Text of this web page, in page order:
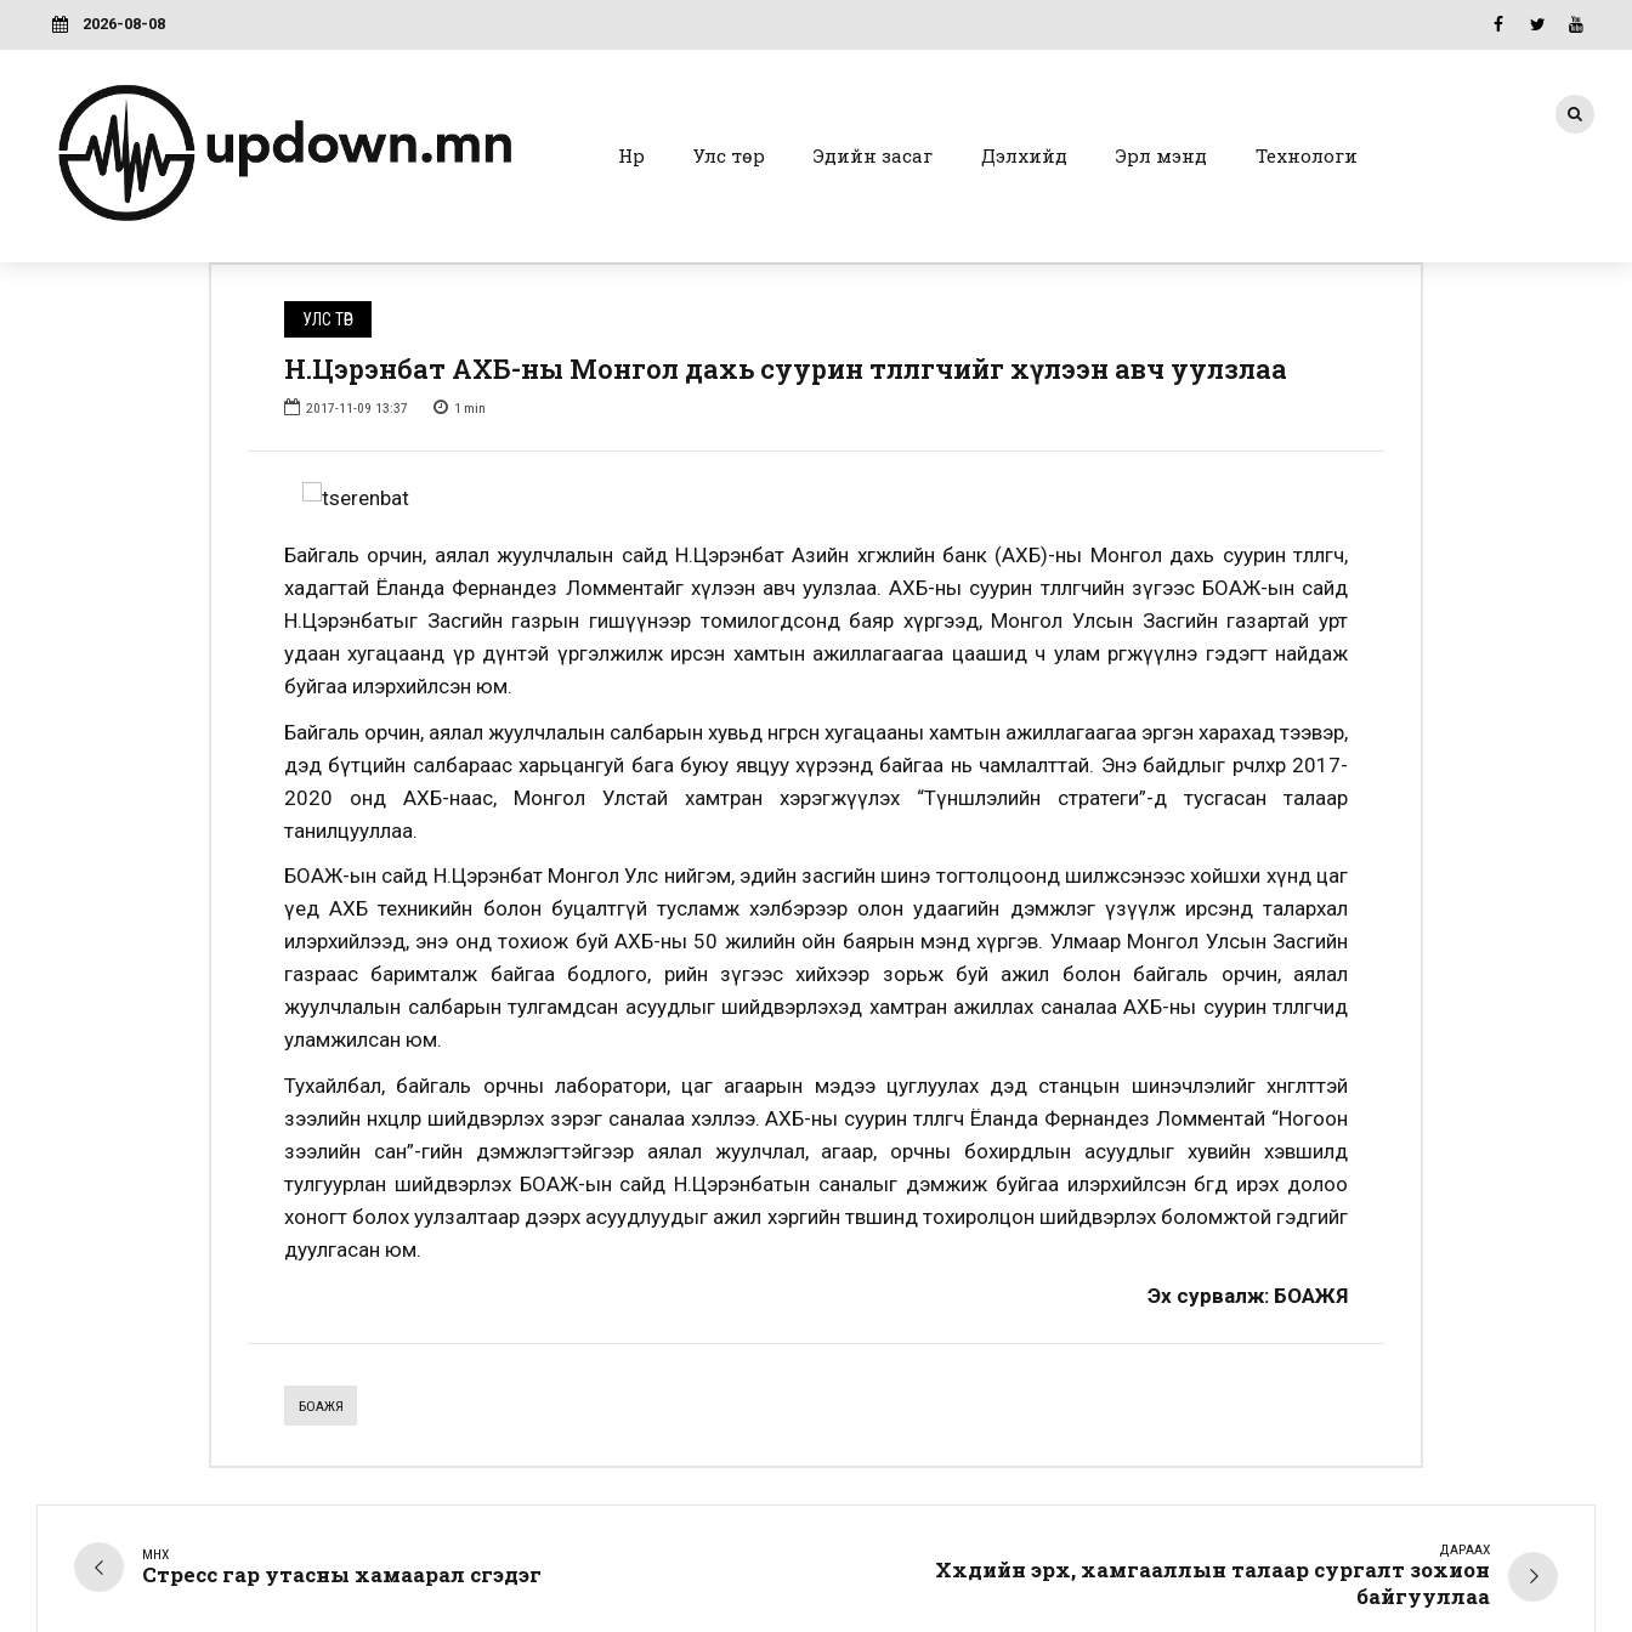
2026-08-08
Нүүр Улс төр Эдийн засаг Дэлхийд Эрүүл мэнд Технологи
УЛС ТӨР
Н.Цэрэнбат АХБ-ны Монгол дахь суурин төлөөлөгчийг хүлээн авч уулзлаа
2017-11-09 13:37 1 min
Байгаль орчин, аялал жуулчлалын сайд Н.Цэрэнбат Азийн хөгжлийн банк (АХБ)-ны Монгол дахь суурин төлөөлөгч,
хадагтай Ёланда Фернандез Ломментайг хүлээн авч уулзлаа. АХБ-ны суурин төлөөлөгчийн зүгээс БОАЖ-ын сайд
Н.Цэрэнбатыг Засгийн газрын гишүүнээр томилогдсонд баяр хүргээд, Монгол Улсын Засгийн газартай урт
удаан хугацаанд үр дүнтэй үргэлжилж ирсэн хамтын ажиллагаагаа цаашид ч улам өргөжүүлнэ гэдэгт найдаж
буйгаа илэрхийлсэн юм.
Байгаль орчин, аялал жуулчлалын салбарын хувьд өнгөрсөн хугацааны хамтын ажиллагаагаа эргэн харахад тээвэр,
дэд бүтцийн салбараас харьцангуй бага буюу явцуу хүрээнд байгаа нь чамлалттай. Энэ байдлыг өөрчлөхөөр 2017-
2020 онд АХБ-наас, Монгол Улстай хамтран хэрэгжүүлэх “Түншлэлийн стратеги”-д тусгасан талаар
танилцууллаа.
БОАЖ-ын сайд Н.Цэрэнбат Монгол Улс нийгэм, эдийн засгийн шинэ тогтолцоонд шилжсэнээс хойшхи хүнд цаг
үед АХБ техникийн болон буцалтгүй тусламж хэлбэрээр олон удаагийн дэмжлэг үзүүлж ирсэнд талархал
илэрхийлээд, энэ онд тохиож буй АХБ-ны 50 жилийн ойн баярын мэнд хүргэв. Улмаар Монгол Улсын Засгийн
газраас баримталж байгаа бодлого, өөрийн зүгээс хийхээр зорьж буй ажил болон байгаль орчин, аялал
жуулчлалын салбарын тулгамдсан асуудлыг шийдвэрлэхэд хамтран ажиллах саналаа АХБ-ны суурин төлөөлөгчид
уламжилсан юм.
Тухайлбал, байгаль орчны лаборатори, цаг агаарын мэдээ цуглуулах дэд станцын шинэчлэлийг хөнгөлттэй
зээлийн нөхцөлөөр шийдвэрлэх зэрэг саналаа хэллээ. АХБ-ны суурин төлөөлөгч Ёланда Фернандез Ломментай “Ногоон
зээлийн сан”-гийн дэмжлэгтэйгээр аялал жуулчлал, агаар, орчны бохирдлын асуудлыг хувийн хэвшилд
тулгуурлан шийдвэрлэх БОАЖ-ын сайд Н.Цэрэнбатын саналыг дэмжиж буйгаа илэрхийлсэн бөгөөд ирэх долоо
хоногт болох уулзалтаар дээрх асуудлуудыг ажил хэргийн төвшинд тохиролцон шийдвэрлэх боломжтой гэдгийг
дуулгасан юм.
Эх сурвалж: БОАЖЯ
БОАЖЯ
ӨМНӨХ
Стресс гар утасны хамаарал үүсгэдэг
ДАРААХ
Хүүхдийн эрх, хамгааллын талаар сургалт зохион
байгууллаа